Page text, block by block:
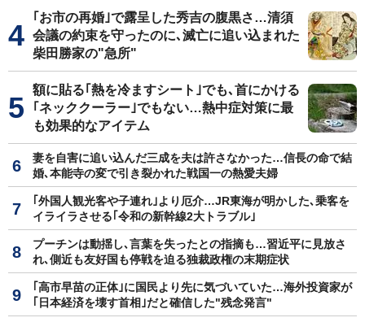
｢お市の再婚｣で露呈した秀吉の腹黒さ…清須
会議の約束を守ったのに､滅亡に追い込まれた
柴田勝家の"急所"
額に貼る｢熱を冷ますシート｣でも､首にかける
｢ネッククーラー｣でもない…熱中症対策に最
も効果的なアイテム
妻を自害に追い込んだ三成を夫は許さなかった…信長の命で結
婚､本能寺の変で引き裂かれた戦国一の熱愛夫婦
｢外国人観光客や子連れ｣より厄介…JR東海が明かした､乗客を
イライラさせる｢令和の新幹線2大トラブル｣
プーチンは動揺し､言葉を失ったとの指摘も…習近平に見放さ
れ､側近も友好国も停戦を迫る独裁政権の末期症状
｢高市早苗の正体｣に国民より先に気づいていた…海外投資家が
｢日本経済を壊す首相｣だと確信した"残念発言"